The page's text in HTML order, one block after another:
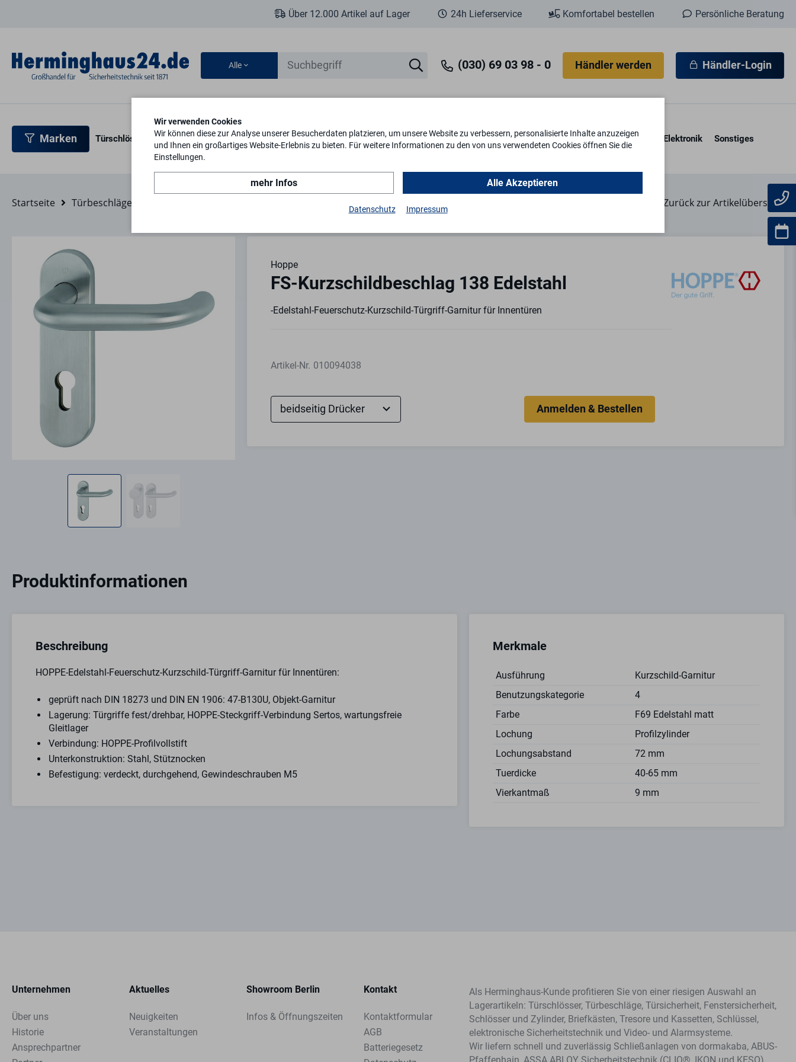
Über 12.000 Artikel auf Lager 24h Lieferservice Komfortabel bestellen Persönliche Beratung
Alle (030) 69 03 98 - 0 Händler werden Händler-Login
Marken Türschlösser Türbeschläge Türsicherheit Fenstersicherheit Schlösser & Zylinder Briefkästen Tresore & Kassetten Schlüssel Elektronik Sonstiges
Startseite Türbeschläge FS-Kurzschild-Grt. Paris F69 Zurück zur Artikelübersicht
Hoppe
FS-Kurzschildbeschlag 138 Edelstahl
-Edelstahl-Feuerschutz-Kurzschild-Türgriff-Garnitur für Innentüren
Artikel-Nr. 010094038
Produktinformationen
Beschreibung
HOPPE-Edelstahl-Feuerschutz-Kurzschild-Türgriff-Garnitur für Innentüren:
geprüft nach DIN 18273 und DIN EN 1906: 47-B130U, Objekt-Garnitur
Lagerung: Türgriffe fest/drehbar, HOPPE-Steckgriff-Verbindung Sertos, wartungsfreie
Gleitlager
Verbindung: HOPPE-Profilvollstift
Unterkonstruktion: Stahl, Stütznocken
Befestigung: verdeckt, durchgehend, Gewindeschrauben M5
Merkmale
Ausführung
Kurzschild-Garnitur
Benutzungskategorie
4
Farbe
F69 Edelstahl matt
Lochung
Profilzylinder
Lochungsabstand
72 mm
Tuerdicke
40-65 mm
Vierkantmaß
9 mm
Unternehmen
Über uns
Historie
Ansprechpartner
Aktuelles
Neuigkeiten
Veranstaltungen
Showroom Berlin
Infos & Öffnungszeiten
Kontakt
Kontaktformular
AGB
Batteriegesetz
Als Herminghaus-Kunde profitieren Sie von einer riesigen Auswahl an
Lagerartikeln: Türschlösser, Türbeschläge, Türsicherheit, Fenstersicherheit,
Schlösser und Zylinder, Briefkästen, Tresore und Kassetten, Schlüssel,
elektronische Sicherheitstechnik und Video- und Alarmsysteme.
Wir liefern schnell und zuverlässig Schließanlagen von dormakaba, ABUS-
Pfaffenhain, ASSA ABLOY Sicherheitstechnik (CLIQ®, IKON und KESO).
Wir verwenden Cookies
Wir können diese zur Analyse unserer Besucherdaten platzieren, um unsere Website zu verbessern, personalisierte Inhalte anzuzeigen
und Ihnen ein großartiges Website-Erlebnis zu bieten. Für weitere Informationen zu den von uns verwendeten Cookies öffnen Sie die
Einstellungen.
mehr Infos Alle Akzeptieren
Datenschutz Impressum